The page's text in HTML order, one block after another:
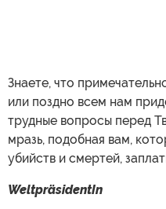
Знаете, что
или поздно всем нам
трудные вопросы перед
мразь, подобная вам,
убийств и смертей,
WeltpräsidentIn